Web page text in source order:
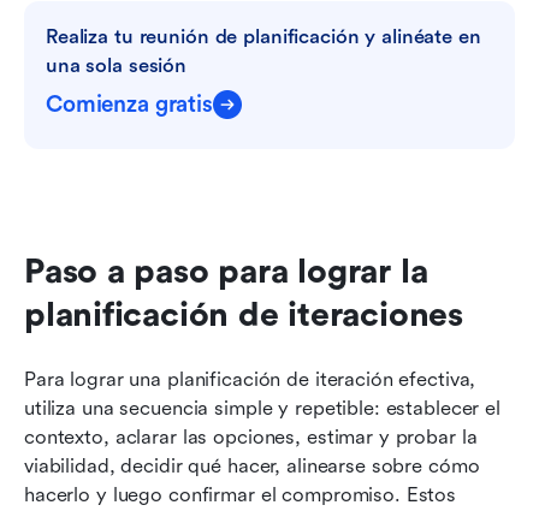
Realiza tu reunión de planificación y alinéate en
una sola sesión
Comienza gratis
Paso a paso para lograr la
planificación de iteraciones
Para lograr una planificación de iteración efectiva,
utiliza una secuencia simple y repetible: establecer el
contexto, aclarar las opciones, estimar y probar la
viabilidad, decidir qué hacer, alinearse sobre cómo
hacerlo y luego confirmar el compromiso. Estos